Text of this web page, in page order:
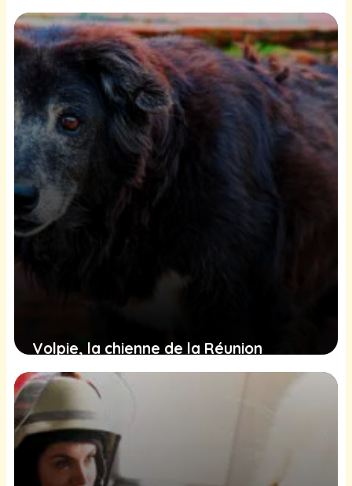
touchante d’un chien sauvé après trois
jours dans les Pyrénées
2 février 2025
Volpie, la chienne de la Réunion
trouvée en détresse, cherche une
famille pour recommencer sa vie
1 février 2025